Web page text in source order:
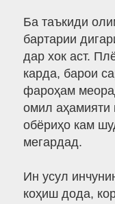
Ба таъкиди
бартарии
дар хок аст.
карда, барои
фароҳам
омил аҳамияти
обёриҳо кам
мегардад.
Ин усул
коҳиш дода,